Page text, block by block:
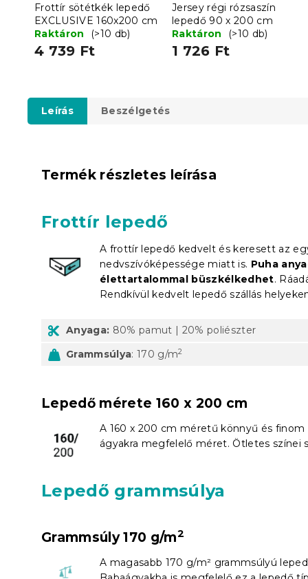
Frottír sötétkék lepedő
EXCLUSIVE 160x200 cm
Raktáron
(>10 db)
4 739 Ft
Jersey régi rózsaszín
lepedő 90 x 200 cm
Raktáron
(>10 db)
1 726 Ft
Leírás Beszélgetés
Termék részletes leírása
Frottír lepedő
A frottír lepedő kedvelt és keresett az
nedvszívóképessége miatt is. Puha
élettartalommal büszkélkedhet.
Rendkívül kedvelt lepedő szállás
Anyaga: 80% pamut | 20% poliészter
Grammsúlya: 170 g/m2
Lepedő mérete 160 x 200 cm
A 160 x 200 cm méretű könnyű és
ágyakra megfelelő méret. Ötletes színei
Lepedő grammsúlya
Grammsúly 170 g/m2
A magasabb 170 g/m² grammsúlyú